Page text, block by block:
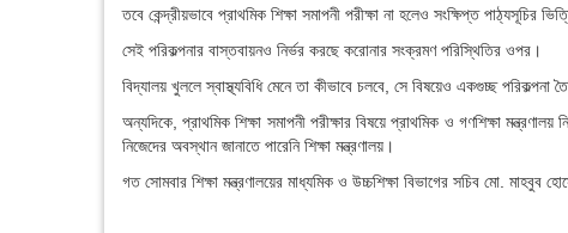
তবে কেন্দ্রীয়ভাবে প্রাথমিক শিক্ষা সমাপনী পরীক্ষা না হলেও সংক্ষিপ্ত পাঠ্যসূচির
সেই পরিকল্পনার বাস্তবায়নও নির্ভর করছে করোনার সংক্রমণ পরিস্থিতির ওপর।
বিদ্যালয় খুললে স্বাস্থ্যবিধি মেনে তা কীভাবে চলবে, সে বিষয়েও একগুচ্ছ পরিকল্পনা
অন্যদিকে, প্রাথমিক শিক্ষা সমাপনী পরীক্ষার বিষয়ে প্রাথমিক ও গণশিক্ষা
নিজেদের অবস্থান জানাতে পারেনি শিক্ষা মন্ত্রণালয়।
গত সোমবার শিক্ষা মন্ত্রণালয়ের মাধ্যমিক ও উচ্চশিক্ষা বিভাগের সচিব মো.